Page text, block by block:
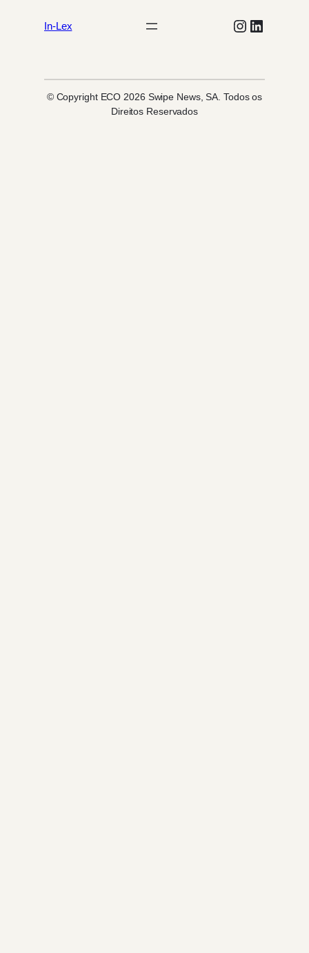
In-Lex Instagram
LinkedIn
© Copyright ECO 2026 Swipe News, SA. Todos os
Direitos Reservados